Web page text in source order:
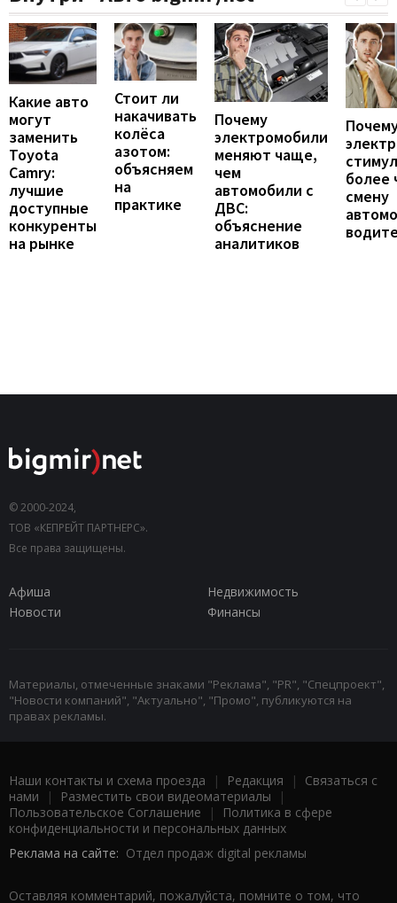
Какие авто
могут
заменить
Toyota
Camry:
лучшие
доступные
конкуренты
на рынке
Стоит ли
накачивать
колёса
азотом:
объясняем
на
практике
Почему
электромобили
меняют чаще,
чем
автомобили с
ДВС:
объяснение
аналитиков
более
смену
© 2000-2024,
ТОВ «КЕПРЕЙТ ПАРТНЕРС».
Все права защищены.
Афиша
Недвижимость
Новости
Финансы
Материалы, отмеченные знаками "Реклама", "PR", "Спецпроект",
"Новости компаний", "Актуально", "Промо", публикуются на
правах рекламы.
Наши контакты и схема проезда | Редакция | Связаться с
нами | Разместить свои видеоматериалы |
Пользовательское Соглашение |
Политика в сфере
конфиденциальности и персональных данных
Реклама на сайте: Отдел продаж digital рекламы
Оставляя комментарий, пожалуйста, помните о том, что